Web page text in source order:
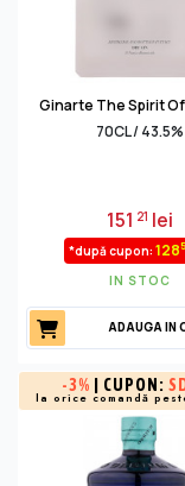
Ginarte The Spirit
70CL / 43.5%
151 21 lei
*după cupon: 128
IN STOC
ADAUGA IN
-3% | CUPON:
la orice comandă